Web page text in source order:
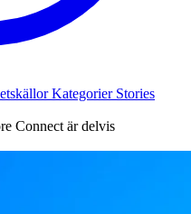
Kategorier Stories
Connect är delvis